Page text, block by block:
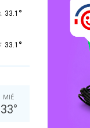
33.1 °
33.1 °
MIÉ
33°